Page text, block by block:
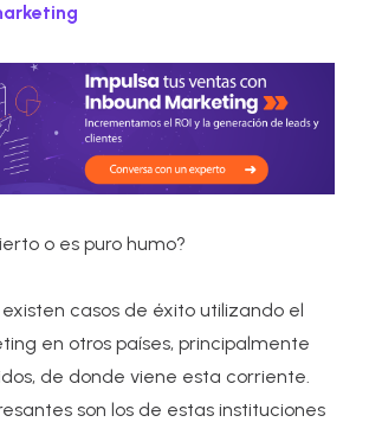
o es puro humo?
existen casos de éxito utilizando el
en otros países, principalmente
de donde viene esta corriente.
son los de estas instituciones